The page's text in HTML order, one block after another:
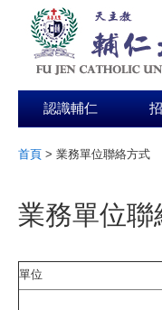
認識輔仁
首頁 > 業務單位聯絡方式
業務單位聯
單位